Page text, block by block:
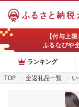
【付与上
ふるなびや
ランキング
TOP
全返礼品一覧